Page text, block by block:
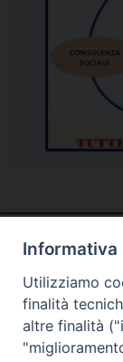
Informativa
Utilizziamo
finalità
altre finalità